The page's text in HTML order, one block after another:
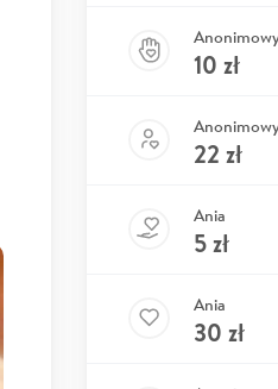
10 zł
22 zł
Ania
5zł
Ania
30 zł